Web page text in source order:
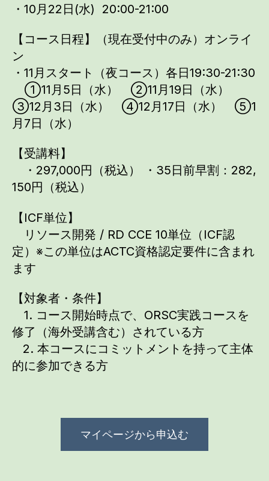
・10月22日(水) 20:00-21:00
【コース日程】（現在受付中のみ）オンライ
ン
・11月スタート（夜コース）各日19:30-21:30
①11月5日（水） ②11月19日（水）
③12月3日（水） ④12月17日（水） ⑤1
月7日（水）
【受講料】
・297,000円（税込） ・35日前早割：282,
150円（税込）
【ICF単位】
リソース開発 / RD CCE 10単位（ICF認
定）※この単位はACTC資格認定要件に含まれ
ます
【対象者・条件】
1. コース開始時点で、ORSC実践コースを
修了（海外受講含む）されている方
2. 本コースにコミットメントを持って主体
的に参加できる方
マイページから申込む